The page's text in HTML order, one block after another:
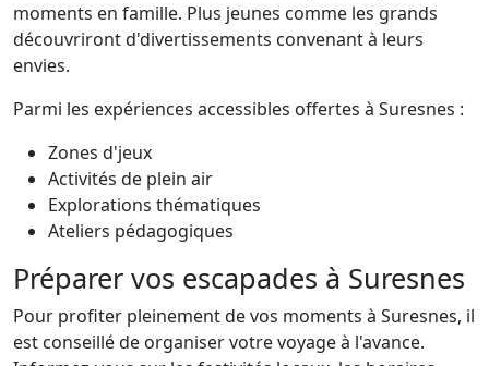
moments en famille. Plus jeunes comme les grands
découvriront d'divertissements convenant à leurs
envies.
Parmi les expériences accessibles offertes à Suresnes :
Zones d'jeux
Activités de plein air
Explorations thématiques
Ateliers pédagogiques
Préparer vos escapades à Suresnes
Pour profiter pleinement de vos moments à Suresnes, il
est conseillé de organiser votre voyage à l'avance.